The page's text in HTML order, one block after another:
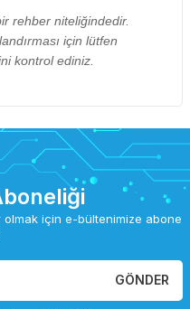
rehber niteliğindedir.
için lütfen
kontrol ediniz.
için e-bültenimize abone
GÖNDER